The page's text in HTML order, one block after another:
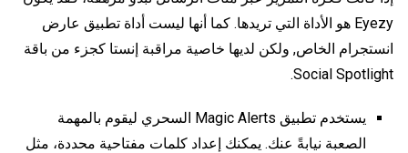
Eyezy هو الأداة التي تريدها. كما أنها ليست أداة
تطبيق عارض
انستجرام الخاص, ولكن لديها خاصية مراقبة إنستا كجزء من باقة
Social Spotlight.
يستخدم تطبيق Magic Alerts السحري ليقوم بالمهمة
الصعبة نيابةً عنك. يمكنك إعداد كلمات مفتاحية محددة، مثل